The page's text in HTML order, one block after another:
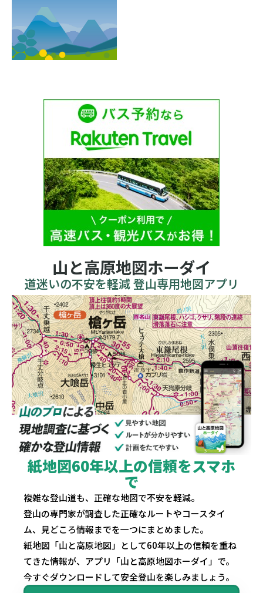
山と高原地図ホーダイ
道迷いの不安を軽減 登山専用地図アプリ
紙地図60年以上の信頼をスマホ
で
複雑な登山道も、正確な地図で不安を軽減。
登山の専門家が調査した正確なルートやコースタイ
ム、見どころ情報までを一つにまとめました。
紙地図「山と高原地図」として60年以上の信頼を重ね
てきた情報が、アプリ「山と高原地図ホーダイ」で。
今すぐダウンロードして安全登山を楽しみましょう。